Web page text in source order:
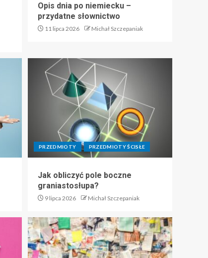
Opis dnia po niemiecku –
przydatne słownictwo
11 lipca 2026 Michał Szczepaniak
PRZEDMIOTY PRZEDMIOTY ŚCISŁE
Jak obliczyć pole boczne
graniastosłupa?
9 lipca 2026 Michał Szczepaniak